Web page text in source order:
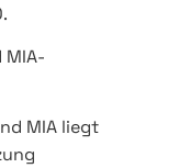
MIA-
MIA liegt